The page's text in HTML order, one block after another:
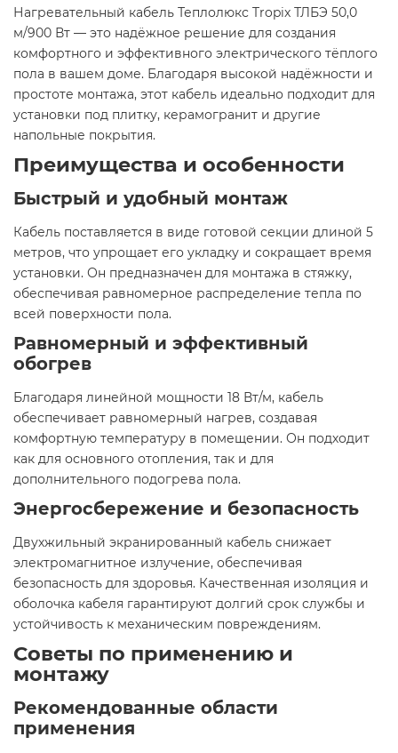
Нагревательный кабель Теплолюкс Tropix ТЛБЭ 50,0
м/900 Вт — это надёжное решение для создания
комфортного и эффективного электрического тёплого
пола в вашем доме. Благодаря высокой надёжности и
простоте монтажа, этот кабель идеально подходит для
установки под плитку, керамогранит и другие
напольные покрытия.​
Преимущества и особенности
Быстрый и удобный монтаж
Кабель поставляется в виде готовой секции длиной 5
метров, что упрощает его укладку и сокращает время
установки. Он предназначен для монтажа в стяжку,
обеспечивая равномерное распределение тепла по
всей поверхности пола.​
Равномерный и эффективный
обогрев
Благодаря линейной мощности 18 Вт/м, кабель
обеспечивает равномерный нагрев, создавая
комфортную температуру в помещении. Он подходит
как для основного отопления, так и для
дополнительного подогрева пола.​
Энергосбережение и безопасность
Двухжильный экранированный кабель снижает
электромагнитное излучение, обеспечивая
безопасность для здоровья. Качественная изоляция и
оболочка кабеля гарантируют долгий срок службы и
устойчивость к механическим повреждениям.​
Советы по применению и
монтажу
Рекомендованные области
применения